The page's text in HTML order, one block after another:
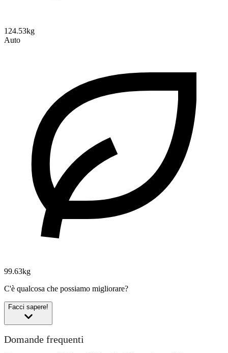
124.53kg
Auto
99.63kg
C'è qualcosa che possiamo migliorare?
Facci sapere!
Domande frequenti